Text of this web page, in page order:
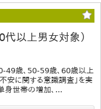
代以上男女対象）
49歳、50-59歳、60歳以上
安に関する意識調査」を実
身世帯の増加、...